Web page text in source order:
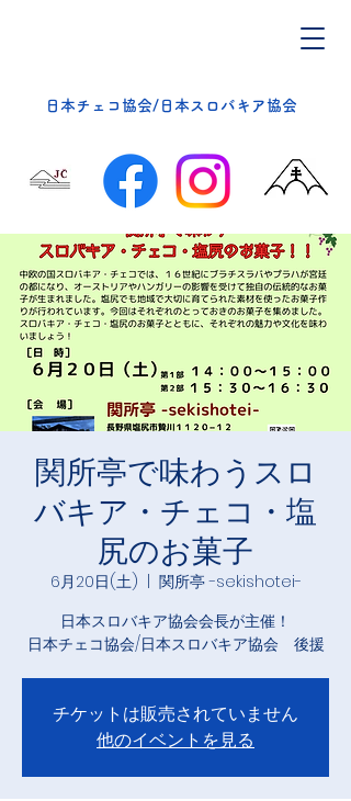
​日本チェコ協会/日本スロバキア協会
関所亭で味わうスロ
バキア・チェコ・塩
尻のお菓子
6月20日(土)
関所亭 -sekishotei-
日本スロバキア協会会長が主催！
日本チェコ協会/日本スロバキア協会 後援
チケットは販売されていません
他のイベントを見る